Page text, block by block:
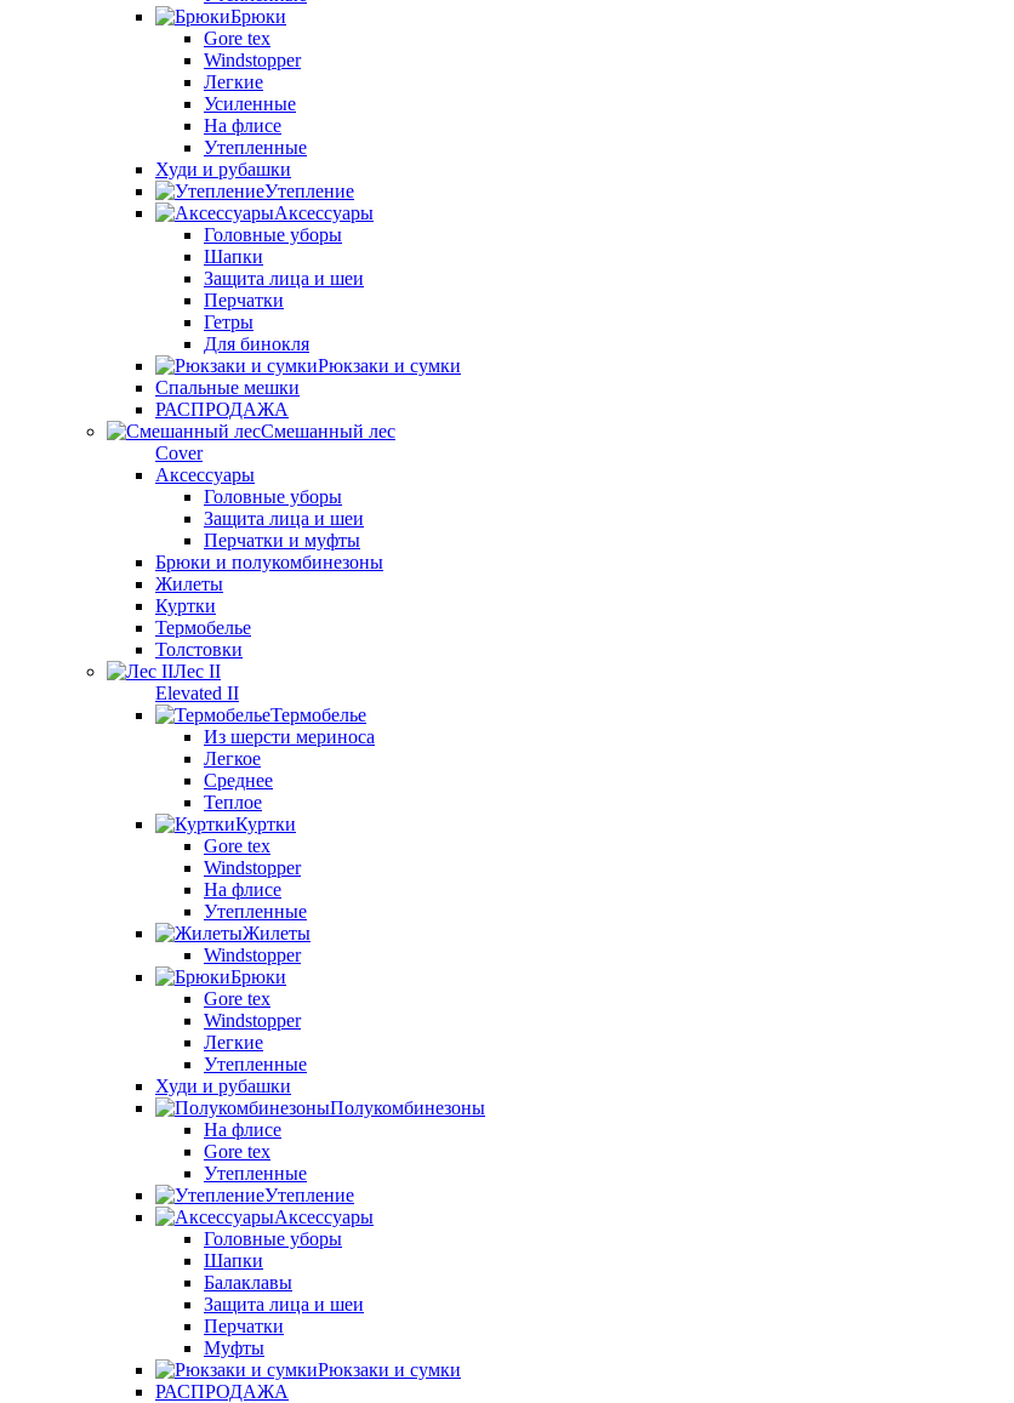
Брюки
Gore tex
Windstopper
Легкие
Усиленные
На флисе
Утепленные
Худи и рубашки
Утепление
Аксессуары
Головные уборы
Шапки
Защита лица и шеи
Перчатки
Гетры
Для бинокля
Рюкзаки и сумки
Спальные мешки
РАСПРОДАЖА
Смешанный лес
Cover
Аксессуары
Головные уборы
Защита лица и шеи
Перчатки и муфты
Брюки и полукомбинезоны
Жилеты
Куртки
Термобелье
Толстовки
Лес II
Elevated II
Термобелье
Из шерсти мериноса
Легкое
Среднее
Теплое
Куртки
Gore tex
Windstopper
На флисе
Утепленные
Жилеты
Windstopper
Брюки
Gore tex
Windstopper
Легкие
Утепленные
Худи и рубашки
Полукомбинезоны
На флисе
Gore tex
Утепленные
Утепление
Аксессуары
Головные уборы
Шапки
Балаклавы
Защита лица и шеи
Перчатки
Муфты
Рюкзаки и сумки
РАСПРОДАЖА